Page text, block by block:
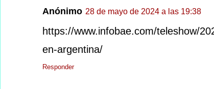
Anónimo 28 de mayo de 2024 a las 19:38
https://www.infobae.com/teleshow/
en-argentina/
Responder